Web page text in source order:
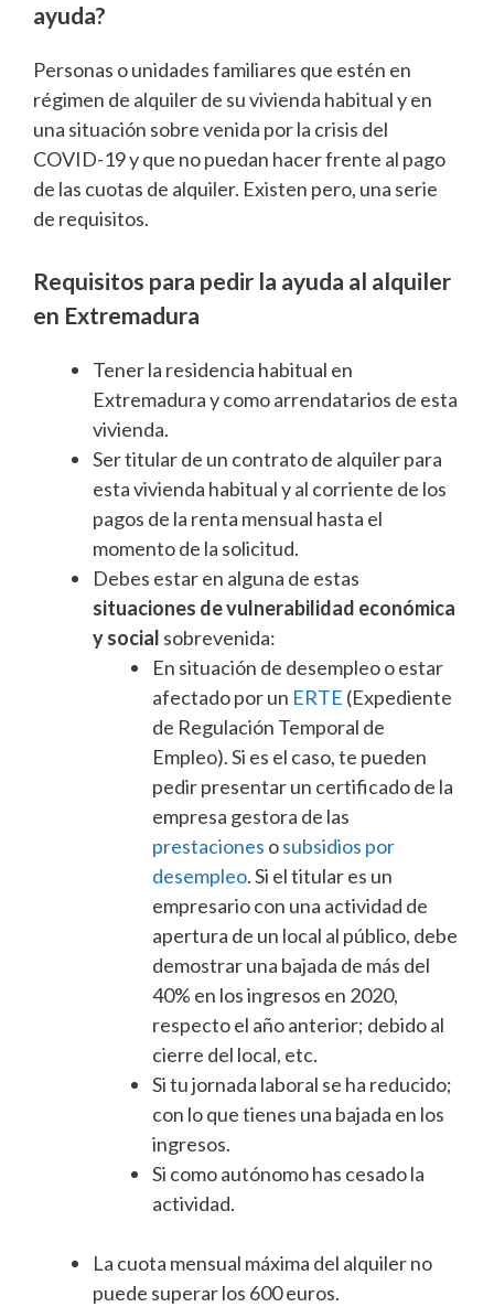
ayuda?
Personas o unidades familiares que estén en
régimen de alquiler de su vivienda habitual y en
una situación sobre venida por la crisis del
COVID-19 y que no puedan hacer frente al pago
de las cuotas de alquiler. Existen pero, una serie
de requisitos.
Requisitos para pedir la ayuda al alquiler
en Extremadura
Tener la residencia habitual en
Extremadura y como arrendatarios de esta
vivienda.
Ser titular de un contrato de alquiler para
esta vivienda habitual y al corriente de los
pagos de la renta mensual hasta el
momento de la solicitud.
Debes estar en alguna de estas
situaciones de vulnerabilidad económica
y social sobrevenida:
En situación de desempleo o estar
afectado por un ERTE (Expediente
de Regulación Temporal de
Empleo). Si es el caso, te pueden
pedir presentar un certificado de la
empresa gestora de las
prestaciones osubsidios por
desempleo. Si el titular es un
empresario con una actividad de
apertura de un local al público, debe
demostrar una bajada de más del
40% en los ingresos en 2020,
respecto el año anterior; debido al
cierre del local, etc.
Si tu jornada laboral se ha reducido;
con lo que tienes una bajada en los
ingresos.
Si como autónomo has cesado la
actividad.
La cuota mensual máxima del alquiler no
puede superar los 600 euros.